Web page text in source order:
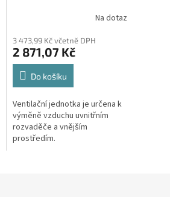
Na dotaz
3 473,99 Kč včetně DPH
2 871,07 Kč
Do košíku
Ventilační jednotka je určena k
výměně vzduchu uvnitřním
rozvaděče a vnějším
prostředím.